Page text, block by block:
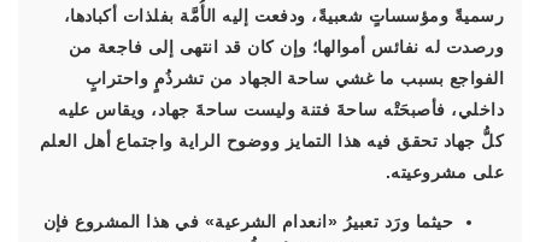
رسميةً ومؤسساتٍ شعبيةً، ودفعت إليه الأُمَّة بفلذات أكبادها،
ورصدت له نفائس أموالها؛ وإن كان قد انتهى إلى فاجعة من
الفواجع بسبب ما غشي ساحة الجهاد من تشرذُمٍ واحترابٍ
داخلي، فأصبحَتْه ساحةَ فتنة وليست ساحةَ جهاد، ويقاس عليه
كلُّ جهاد تحقق فيه هذا التمايز ووضوح الراية واجتماع أهل العلم
على مشروعيته.
حيثما ورَد تعبيرُ «انعدام الشرعية» في هذا المشروع فإن